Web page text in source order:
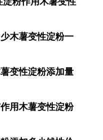
木薯变性淀粉一
变性淀粉添加量
用木薯变性淀粉